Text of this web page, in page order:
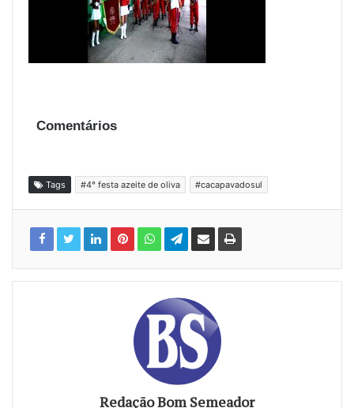
Comentários
Tags #4° festa azeite de oliva #cacapavadosul
Redação Bom Semeador